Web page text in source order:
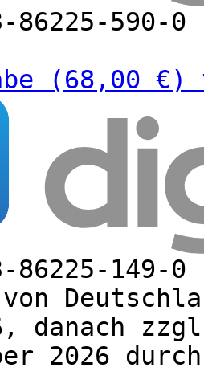
86225-590-0
(68,00
86225-149-
danach
2026